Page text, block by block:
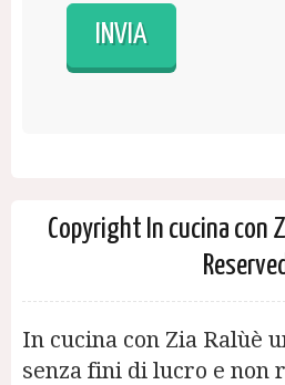
Copyright In cucina con
In cucina con Zia Ralùè
senza fini di lucro e non